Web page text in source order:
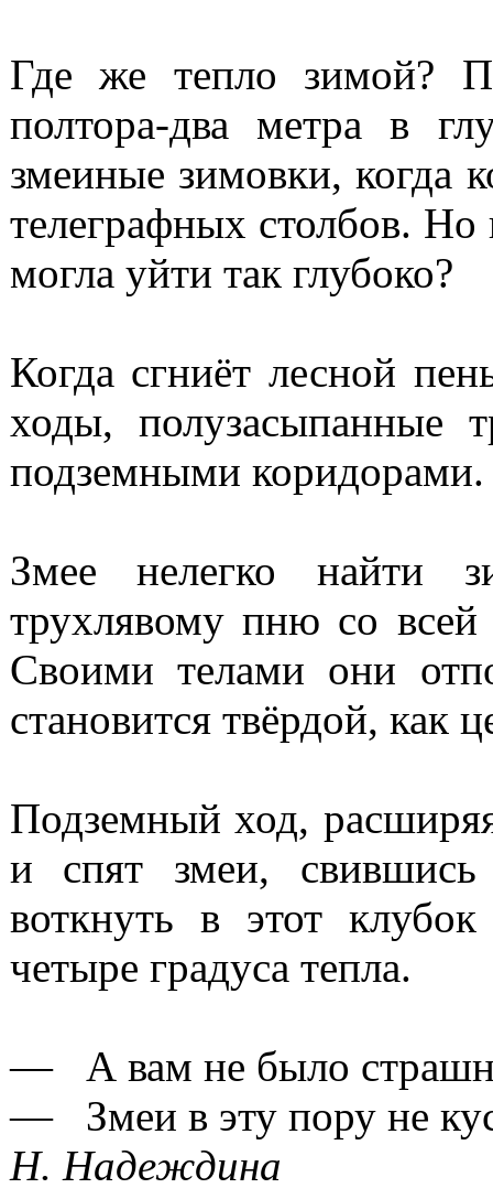
Где же тепло зимой?
полтора-два метра в
змеиные зимовки, когда
телеграфных столбов.
могла уйти так глубоко?
Когда сгниёт лесной
ходы, полузасыпанные
подземными коридорами.
Змее нелегко найти
трухлявому пню со всей
Своими телами они
становится твёрдой, как
Подземный ход,
и спят змеи,
воткнуть в этот
четыре градуса тепла.
— А вам не было
— Змеи в эту пору не
Н. Надеждина